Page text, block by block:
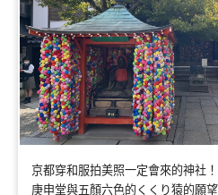
京都穿和服拍美照一定會來的神社
庚申堂與五顏六色的くくり猿的願